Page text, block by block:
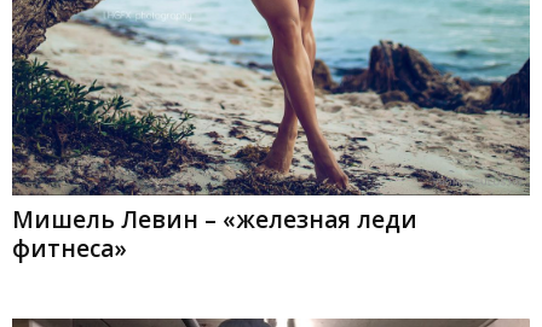
Мишель Левин – «железная леди
фитнеса»